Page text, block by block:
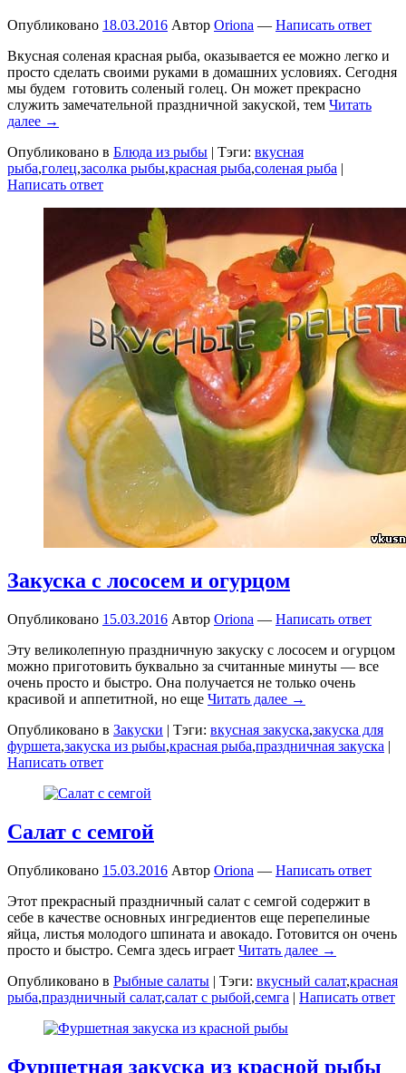
Опубликовано 18.03.2016 Автор Oriona — Написать ответ
Вкусная соленая красная рыба, оказывается ее можно легко и
просто сделать своими руками в домашних условиях. Сегодня
мы будем готовить соленый голец. Он может прекрасно
служить замечательной праздничной закуской, тем Читать
далее →
Опубликовано в Блюда из рыбы | Тэги: вкусная
рыба,голец,засолка рыбы,красная рыба,соленая рыба |
Написать ответ
Закуска с лососем и огурцом
Опубликовано 15.03.2016 Автор Oriona — Написать ответ
Эту великолепную праздничную закуску с лососем и огурцом
можно приготовить буквально за считанные минуты — все
очень просто и быстро. Она получается не только очень
красивой и аппетитной, но еще Читать далее →
Опубликовано в Закуски | Тэги: вкусная закуска,закуска для
фуршета,закуска из рыбы,красная рыба,праздничная закуска |
Написать ответ
Салат с семгой
Опубликовано 15.03.2016 Автор Oriona — Написать ответ
Этот прекрасный праздничный салат с семгой содержит в
себе в качестве основных ингредиентов еще перепелиные
яйца, листья молодого шпината и авокадо. Готовится он очень
просто и быстро. Семга здесь играет Читать далее →
Опубликовано в Рыбные салаты | Тэги: вкусный салат,красная
рыба,праздничный салат,салат с рыбой,семга | Написать ответ
Фуршетная закуска из красной рыбы